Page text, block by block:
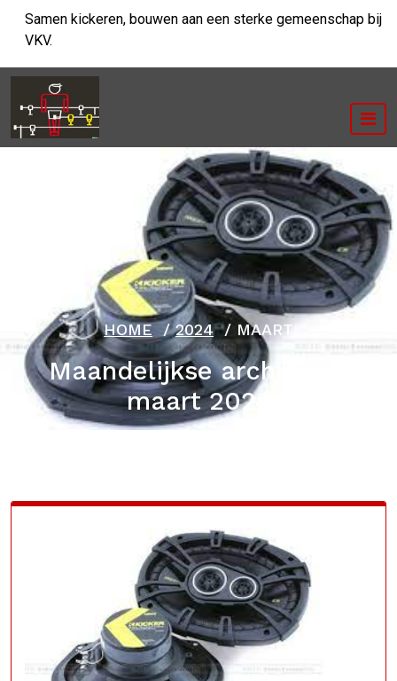
naar
inhoud
Samen kickeren, bouwen aan een sterke gemeenschap bij
VKV.
HOME /2024/ MAART
Maandelijkse archieven:
maart 2024